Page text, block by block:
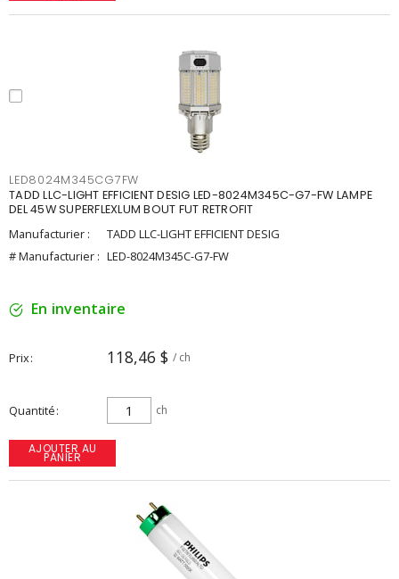
LED8024M345CG7FW
TADD LLC-LIGHT EFFICIENT DESIG LED-8024M345C-G7-FW LAMPE
DEL 45W SUPERFLEXLUM BOUT FUT RETROFIT
Manufacturier :
TADD LLC-LIGHT EFFICIENT DESIG
# Manufacturier : LED-8024M345C-G7-FW
En inventaire
Prix 118,46 $ / ch
Quantité ch
AJOUTER AU
PANIER